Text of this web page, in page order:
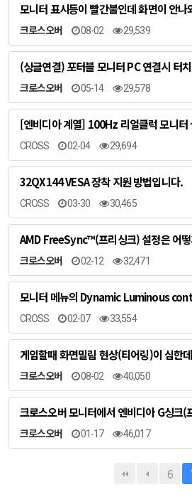
모니터 표시등이 빨간불인데 화면이 안나
크로스오버 08-02 29,539
(싱글연결) 포터블 모니터 PC 연결시 터
크로스오버 05-14 29,578
[엔비디아 계열] 100Hz 리얼클럭 모니
CROSS 02-04 29,694
32QX144 VESA 장착 지원 방법입니다.
CROSS 03-30 30,465
AMD FreeSync™(프리싱크) 설정은 어
크로스오버 02-12 32,471
모니터 메뉴의 Dynamic Luminous
CROSS 02-07 33,554
게임할때 화면밀림 현상(티어링)이 심한
크로스오버 08-02 40,050
크로스오버 모니터에서 엔비디아 G싱
크로스오버 01-17 46,017
6